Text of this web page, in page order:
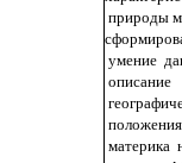
природы
умение
описание
положения
материка